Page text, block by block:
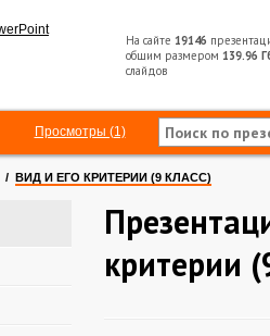
На сайте 19146
общим размером 139.96
слайдов
Просмотры (1)
/ ВИД И ЕГО КРИТЕРИИ (9 КЛАСС)
критерии